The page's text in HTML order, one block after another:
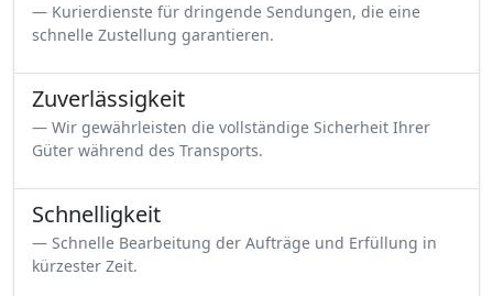
Kurierdienste für dringende Sendungen, die eine
schnelle Zustellung garantieren.
Zuverlässigkeit
Wir gewährleisten die vollständige Sicherheit Ihrer
Güter während des Transports.
Schnelligkeit
Schnelle Bearbeitung der Aufträge und Erfüllung in
kürzester Zeit.